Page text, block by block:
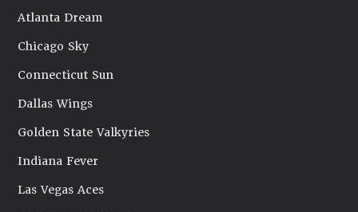
Atlanta Dream
Chicago Sky
Connecticut Sun
Dallas Wings
Golden State Valkyries
Indiana Fever
Las Vegas Aces